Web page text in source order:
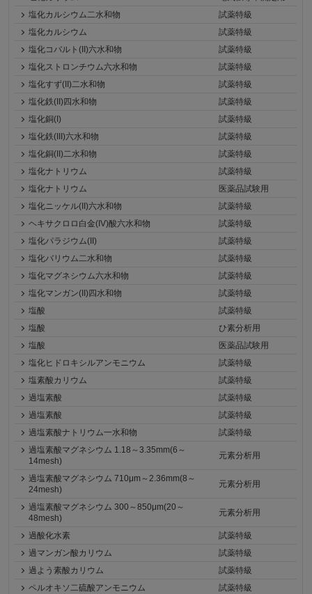
塩化カルシウム二水和物
試薬特級
塩化カルシウム
試薬特級
塩化コバルト(II)六水和物
試薬特級
塩化ストロンチウム六水和物
試薬特級
塩化すず(II)二水和物
試薬特級
塩化鉄(II)四水和物
試薬特級
塩化銅(I)
試薬特級
塩化鉄(III)六水和物
試薬特級
塩化銅(II)二水和物
試薬特級
塩化ナトリウム
試薬特級
塩化ナトリウム
医薬品試験用
塩化ニッケル(II)六水和物
試薬特級
ヘキサクロロ白金(IV)酸六水和物
試薬特級
塩化パラジウム(II)
試薬特級
塩化バリウム二水和物
試薬特級
塩化マグネシウム六水和物
試薬特級
塩化マンガン(II)四水和物
試薬特級
塩酸
試薬特級
塩酸
ひ素分析用
塩酸
医薬品試験用
塩化ヒドロキシルアンモニウム
試薬特級
塩素酸カリウム
試薬特級
過塩素酸
試薬特級
過塩素酸
試薬特級
過塩素酸ナトリウム一水和物
試薬特級
過塩素酸マグネシウム 1.18～3.35mm(6～
14mesh)
元素分析用
過塩素酸マグネシウム 710μm～2.36mm(8～
24mesh)
元素分析用
過塩素酸マグネシウム 300～850μm(20～
48mesh)
元素分析用
過酸化水素
試薬特級
過マンガン酸カリウム
試薬特級
過よう素酸カリウム
試薬特級
ペルオキソ二硫酸アンモニウム
試薬特級